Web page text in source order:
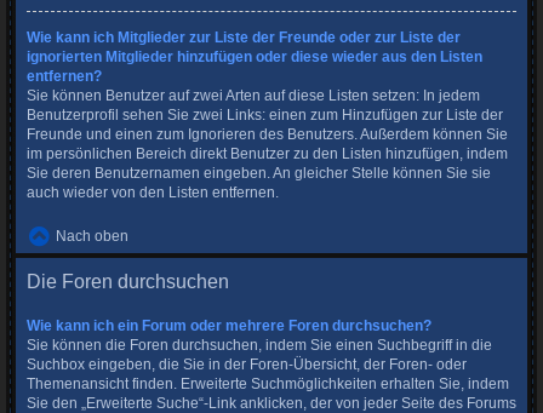
Wie kann ich Mitglieder zur Liste der Freunde oder zur Liste der
ignorierten Mitglieder hinzufügen oder diese wieder aus den Listen
entfernen?
Sie können Benutzer auf zwei Arten auf diese Listen setzen: In jedem
Benutzerprofil sehen Sie zwei Links: einen zum Hinzufügen zur Liste der
Freunde und einen zum Ignorieren des Benutzers. Außerdem können Sie
im persönlichen Bereich direkt Benutzer zu den Listen hinzufügen, indem
Sie deren Benutzernamen eingeben. An gleicher Stelle können Sie sie
auch wieder von den Listen entfernen.
Nach oben
Die Foren durchsuchen
Wie kann ich ein Forum oder mehrere Foren durchsuchen?
Sie können die Foren durchsuchen, indem Sie einen Suchbegriff in die
Suchbox eingeben, die Sie in der Foren-Übersicht, der Foren- oder
Themenansicht finden. Erweiterte Suchmöglichkeiten erhalten Sie, indem
Sie den „Erweiterte Suche“-Link anklicken, der von jeder Seite des Forums